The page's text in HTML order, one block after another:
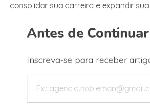
consolidar sua carreira e expandir
Antes de
Inscreva-se para receber